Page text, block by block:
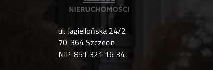
ul. Jagiellońska 24/2
70-364 Szczecin
NIP: 851 321 16 34